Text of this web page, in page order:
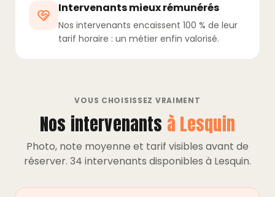
Intervenants mieux rémunérés
Nos intervenants encaissent 100 % de leur
tarif horaire : un métier enfin valorisé.
VOUS CHOISISSEZ VRAIMENT
Nos intervenants à Lesquin
Photo, note moyenne et tarif visibles avant de
réserver. 34 intervenants disponibles à Lesquin.